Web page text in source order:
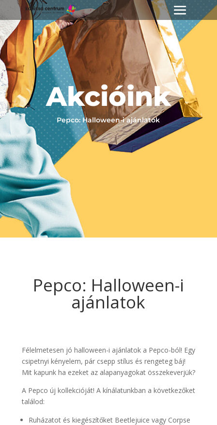
Akcióink
Pepco: Halloween-i ajánlatok
Pepco: Halloween-i
ajánlatok
Félelmetesen jó halloween-i ajánlatok a Pepco-ból! Egy
csipetnyi kényelem, pár csepp stílus és rengeteg báj!
Mit kapunk ha ezeket az alapanyagokat összekeverjük?
A Pepco új kollekcióját! A kínálatunkban a következőket
találod:
Ruházatot és kiegészítőket Beetlejuice vagy Corpse